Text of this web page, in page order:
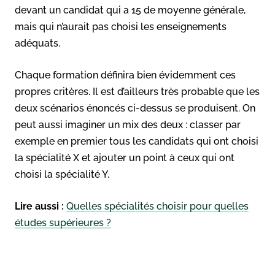
devant un candidat qui a 15 de moyenne générale,
mais qui n’aurait pas choisi les enseignements
adéquats.
Chaque formation définira bien évidemment ces
propres critères. Il est d’ailleurs très probable que les
deux scénarios énoncés ci-dessus se produisent. On
peut aussi imaginer un mix des deux : classer par
exemple en premier tous les candidats qui ont choisi
la spécialité X et ajouter un point à ceux qui ont
choisi la spécialité Y.
Lire aussi : Quelles spécialités choisir pour quelles
études supérieures ?